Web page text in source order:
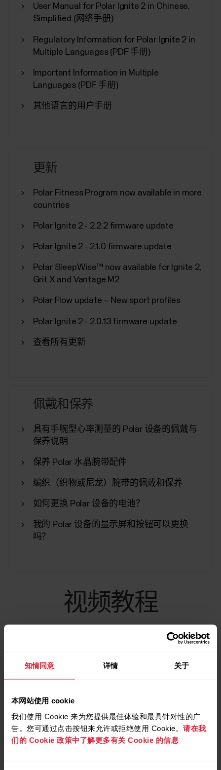
知情同意 详情 关于
本网站使用 cookie
我们使用 Cookie 来为您提供最佳体验和最具针对性的广
告。您可通过点击按钮来允许或拒绝使用 Cookie。 请在我
们的 Cookie 政策中了解更多有关 Cookie 的信息
肉负荷）提供训练负荷，并且您可以通过感知负荷
评估您感觉多疲劳。通过 Training Load Pro 您可以
Recovery Pro（说明您的身体如何应对训练造成的
疲劳），Training Load Pro 可帮助您找到训练和恢
容。有关更多信息，请参见我如何在 Polar Flow 中
能无线技术向其他兼容设备（例如健身器材）广播
心率，则可以在每项运动内容的运动内容设置中启
用或禁用心率对所有设备可见。您也可以在 Polar
Club 课堂上使用手表，以便将您的心率广播到
通过 Polar Flow 应用同步、关闭和恢
Polar 设备的同步、关闭设备和恢复设备出厂设
步。管理您的设备同步：从应用程序启动同步周
期，而不是从您的 Polar 设备启动。关闭：您可以
如果您的设备出现问题，可以将其恢复为出厂设
置。请注意，将设备恢复为出厂设置会清除设备上
个人使用。您从设备同步至 Flow...
如何禁用 Polar Beat 和 Polar Flow
Android 应用的省电功能。
一致。Polar 设备不会自动连接到手机，例如在保
存锻炼或超出手机 Bluetooth 范围后。一段时间后
据（活动、睡眠）同步。您的 GPS 连接功能出现
Polar Flow 的训练记录功能时：应用突然被终止并
Sleep Plus Stages™ 睡眠追踪
User Manual for Polar Ignite 2 in Chinese,
Simplified (网络手册)
Regulatory Information for Polar Ignite 2 in
Multiple Languages (PDF 手册)
Important Information in Multiple
Languages (PDF 手册)
其他语言的用户手册
更新
Polar Fitness Program now available in more
countries
Polar Ignite 2 - 2.2.2 firmware update
Polar Ignite 2 - 2.1.0 firmware update
Polar SleepWise™ now available for Ignite 2,
Grit X and Vantage M2
Polar Flow update – New sport profiles
Polar Ignite 2 - 2.0.13 firmware update
查看所有更新
佩戴和保养
具有手腕型心率测量的 Polar 设备的佩戴与
保养说明
保养 Polar 水晶腕带配件
编织（织物或尼龙）腕带的佩戴和保养
如何更换 Polar 设备的电池？
我的 Polar 设备的显示屏和按钮可以更换
吗？
视频教程
如何做深呼吸
如何使用 Polar Serene 呼
吸练习功能